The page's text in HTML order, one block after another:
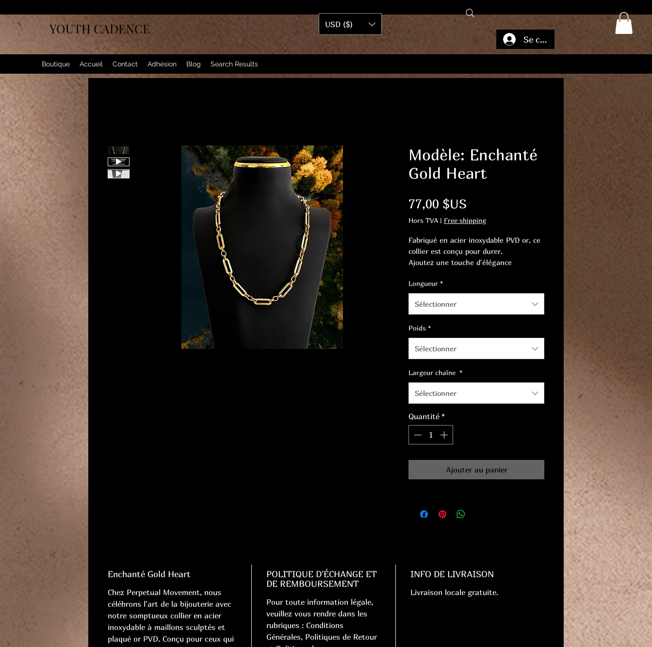
Se connecter
Boutique Accueil Contact Adhésion Blog Search Results
USD ($)
YOUTH CADENCE
Modèle: Enchanté
Gold Heart
77,00 $US
Hors TVA | Free shipping
Fabriqué en acier inoxydable PVD or, ce
collier est conçu pour durer.
Ajoutez une touche d'élégance
raffinée au quotidien.
Longueur *
Sélectionner
Poids *
Sélectionner
Largeur chaîne *
Sélectionner
Quantité *
Ajouter au panier
Enchanté Gold Heart
Chez Perpetual Movement, nous
célébrons l'art de la bijouterie avec
notre somptueux collier en acier
inoxydable à maillons sculptés et
plaqué or PVD. Conçu pour ceux qui
POLITIQUE D'ÉCHANGE ET
DE REMBOURSEMENT
Pour toute information légale,
veuillez vous rendre dans les
rubriques : Conditions
Générales, Politiques de Retour
INFO DE LIVRAISON
Livraison locale gratuite.